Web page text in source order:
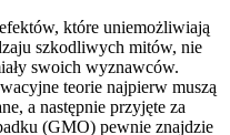
które uniemożliwiają
szkodliwych mitów, nie
swoich wyznawców.
teorie najpierw muszą
a następnie przyjęte za
(GMO) pewnie znajdzie